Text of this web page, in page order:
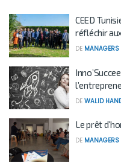
CEED
réfléchir
DE MANAGERS
DE WALID
Le prêt
DE MANAGERS